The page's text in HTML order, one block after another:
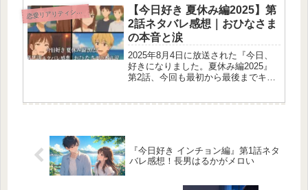
事に当たった部分もあれば、完全に予
想の斜め上をいく結果もあって大興奮
だ...
恋
愛リアリティショー
【今日好き 夏休み編2025】第
2話ネタバレ感想｜おひなさま
の本音と涙
2025年8月4日に放送された『今日、
好きになりました。夏休み編2025』
第2話、今回も最初から最後までキュ
『今日好き インチョン編』第1話ネタ
バレ感想！長男はるかがメロい